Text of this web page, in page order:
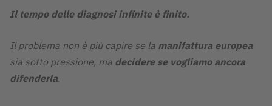
Il tempo delle diagnosi infinite è finito.
Il problema non è più capire se la manifattura europea
sia sotto pressione, ma decidere se vogliamo ancora
difenderla.